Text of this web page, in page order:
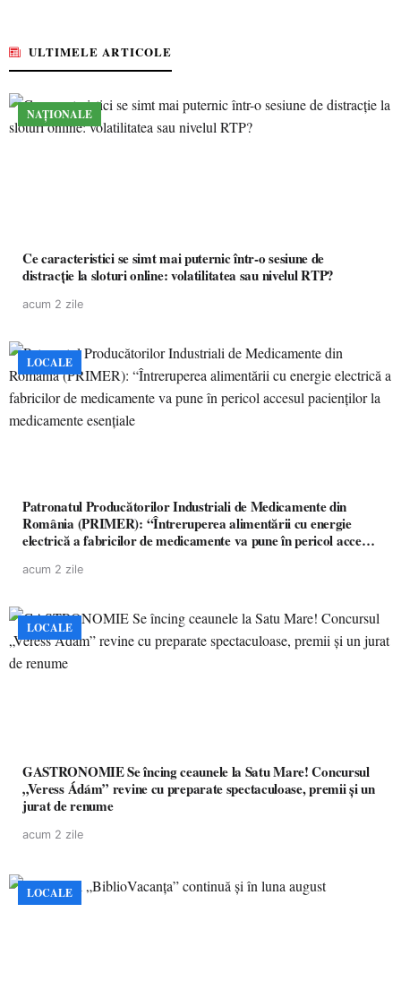
ULTIMELE ARTICOLE
NAȚIONALE
Ce caracteristici se simt mai puternic într-o sesiune de
distracție la sloturi online: volatilitatea sau nivelul RTP?
acum 2 zile
LOCALE
Patronatul Producătorilor Industriali de Medicamente din
România (PRIMER): “Întreruperea alimentării cu energie
electrică a fabricilor de medicamente va pune în pericol accesul
acum 2 zile
LOCALE
GASTRONOMIE Se încing ceaunele la Satu Mare! Concursul
„Veress Ádám” revine cu preparate spectaculoase, premii și un
jurat de renume
acum 2 zile
LOCALE